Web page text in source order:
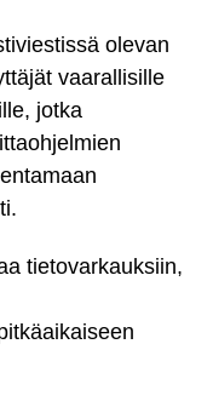
olevan
vaarallisille
jotka
tietovarkauksiin,